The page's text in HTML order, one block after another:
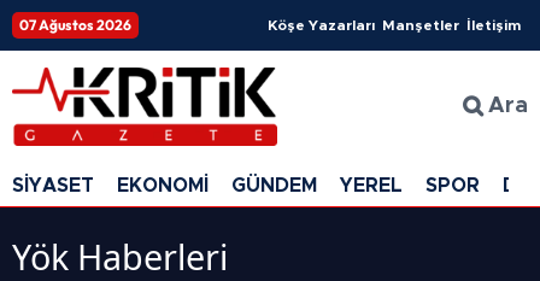
07 Ağustos 2026 Köşe Yazarları Manşetler İletişim
Ara
SİYASET EKONOMİ GÜNDEM YEREL SPOR
Yök Haberleri